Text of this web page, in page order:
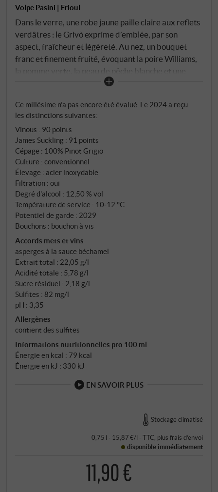
Volpe Pasini | Frioul
Dans le verre, une robe jaune paille claire aux reflets
verdâtres : le Grivò exprime d’emblée, par son
aspect, fraîcheur et légèreté. Au nez, un bouquet
franc et finement fruité, évoquant la poire Williams,
la pomme verte, la peau de pêche blanche et une
touche de pain. En bouche, il est juteux et élancé,
discrète de silex en finale. L'élevage en cuve inox
préserve la pureté du cépage et souligne la franchise
typique du Frioul.
Ce millésime n’a pas encore été évalué. Le 2024 a reçu
les distinctions suivantes:
Vinous : 90 points
James Suckling : 91 points
Cépage : 100% Pinot Grigio
Culture : conventionnel
Élevage : acier inoxydable
Filtration : oui
Degré d'alcool : 12,50 % vol
Température de service : 10‑12 °C
Potentiel de garde : 2029
Bouchons : bouchon à vis
Accords mets et vins
asperges à la sauce béchamel
Extrait total : 22,05 g/l
Acidité totale : 5,78 g/l
Sucre résiduel : 2,18 g/l
Sulfites : 82 mg/l
pH : 3,35
Allergènes
contient des sulfites
Informations nutritionnelles pro 100 ml
Énergie en kcal : 79 kcal
Énergie en kJ : 330 kJ
EN SAVOIR PLUS
Stockage climatisé
0,75 l · 15,87 €/l · TTC , plus frais d’envoi
disponible immédiatement
11,90 €